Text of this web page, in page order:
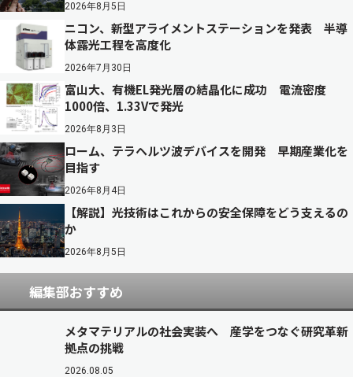
2026年8月5日
ニコン、新型アライメントステーションを発表 半導
体露光工程を高度化
2026年7月30日
富山大、有機EL発光層の結晶化に成功 電流密度
1000倍、1.33Vで発光
2026年8月3日
ローム、テラヘルツ波デバイスを開発 早期産業化を
目指す
2026年8月4日
【解説】光技術はこれからの安全保障をどう支えるの
か
2026年8月5日
編集部おすすめ
メタマテリアルの社会実装へ 産学をつなぐ研究革新
拠点の挑戦
2026.08.05